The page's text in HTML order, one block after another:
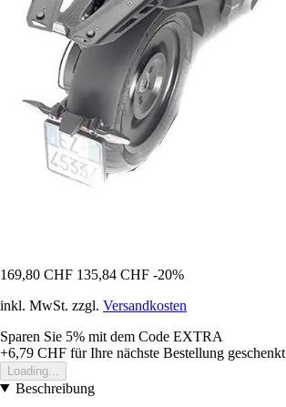
169,80 CHF 135,84 CHF -20%
inkl. MwSt. zzgl. Versandkosten
Sparen Sie 5% mit dem Code EXTRA
+6,79 CHF für Ihre nächste Bestellung geschenkt
Loading...
Beschreibung